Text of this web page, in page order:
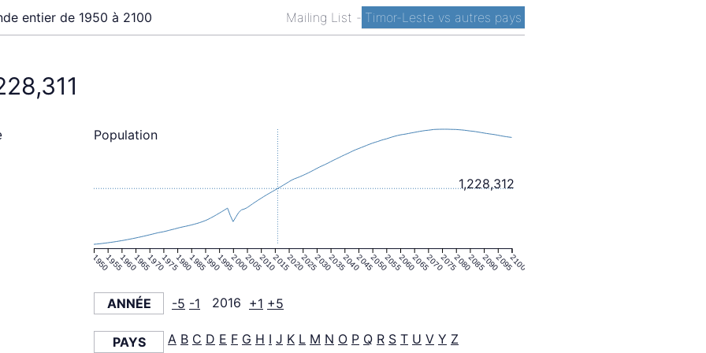
Mailing List - Timor-Leste vs autres pays
entier de 1950 à 2100
1950195519601965197019751980198519901995200020052010201520202025203020352040204520502055206020652070207520802085209020952100
1,228,312
Population
ANNÉE -5 -1 2016 +1 +5
PAYS A B C D E F G H I J K L M N O P Q R S T U V Y Z